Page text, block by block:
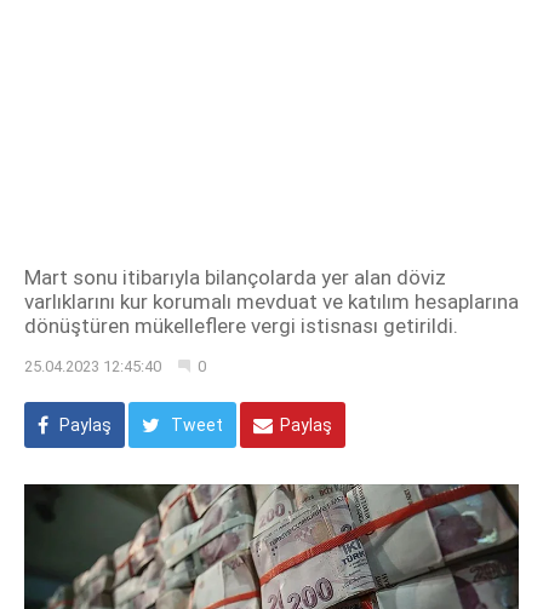
Mart sonu itibarıyla bilançolarda yer alan döviz
varlıklarını kur korumalı mevduat ve katılım hesaplarına
dönüştüren mükelleflere vergi istisnası getirildi.
25.04.2023 12:45:40 0
Paylaş Tweet Paylaş